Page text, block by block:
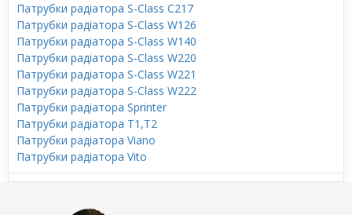
Патрубки радіатора S-Class C217
Патрубки радіатора S-Class W126
Патрубки радіатора S-Class W140
Патрубки радіатора S-Class W220
Патрубки радіатора S-Class W221
Патрубки радіатора S-Class W222
Патрубки радіатора Sprinter
Патрубки радіатора T1,T2
Патрубки радіатора Viano
Патрубки радіатора Vito